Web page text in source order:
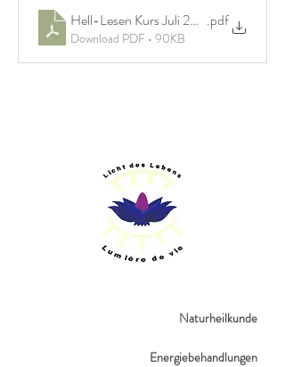
Hell-Lesen Kurs Juli 2026.pdf
Download PDF • 90KB
Naturheilkunde
Energiebehandlungen